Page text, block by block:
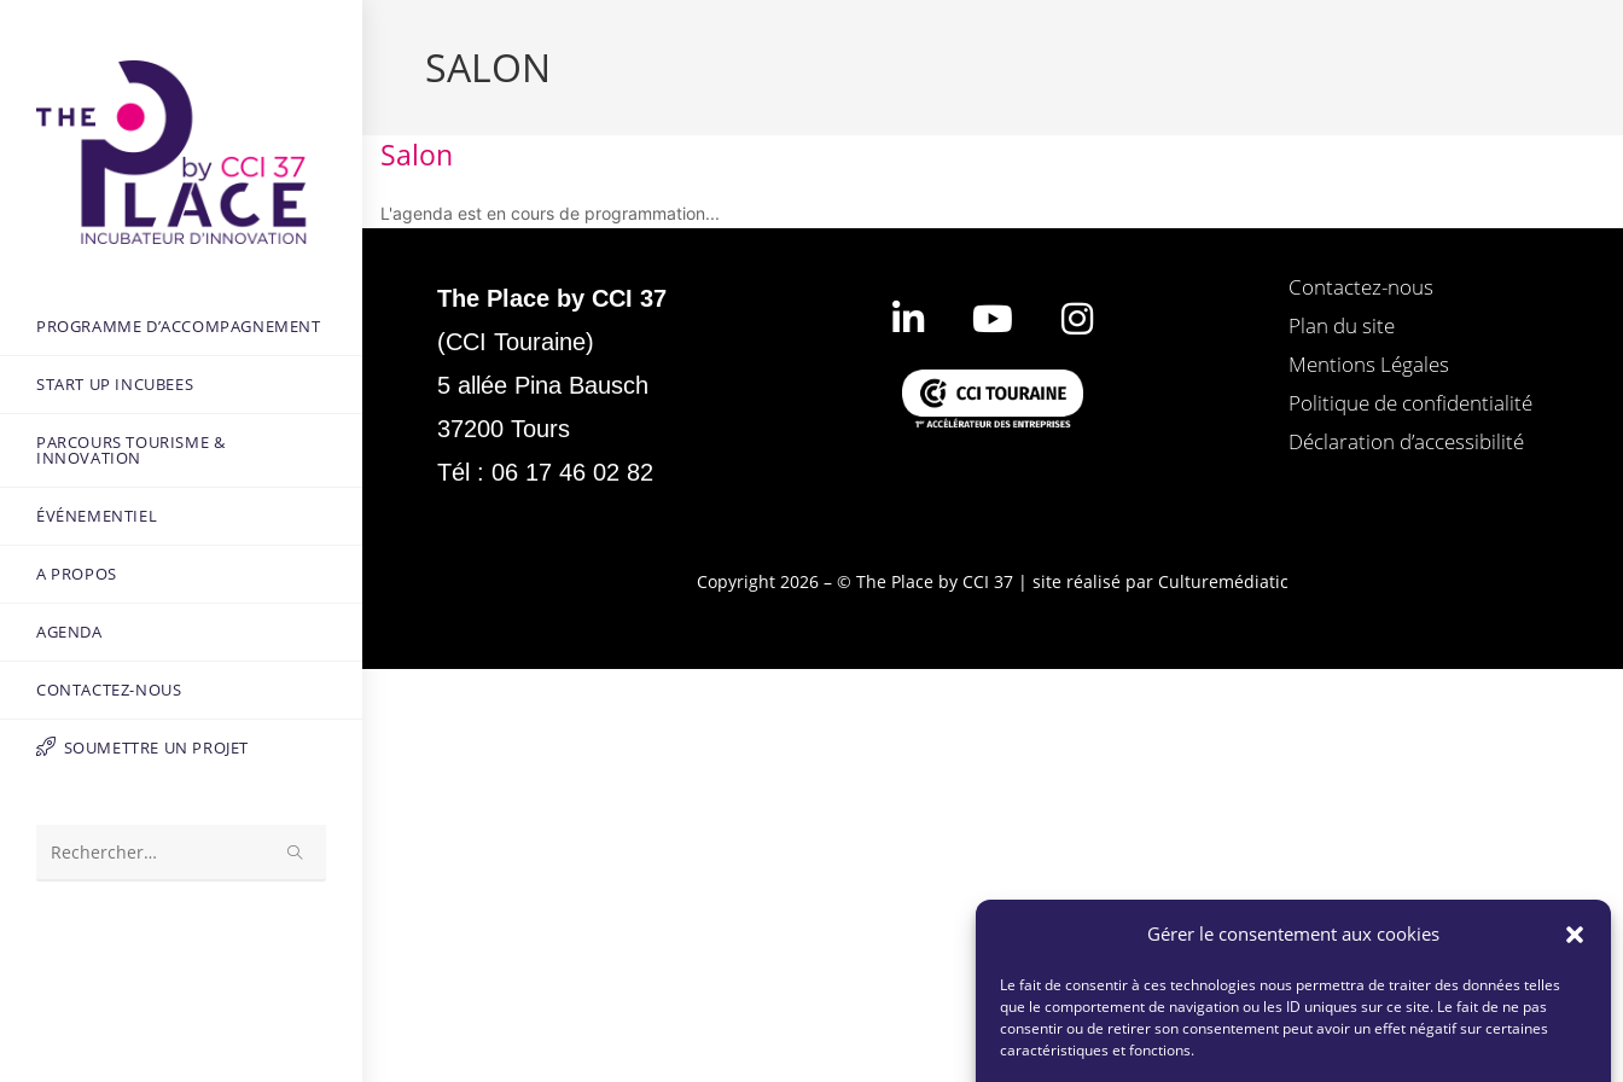
Gérer le consentement aux cookies
Le fait de consentir à ces technologies nous permettra de traiter des données telles
que le comportement de navigation ou les ID uniques sur ce site. Le fait de ne pas
consentir ou de retirer son consentement peut avoir un effet négatif sur certaines
caractéristiques et fonctions.
PROGRAMME D’ACCOMPAGNEMENT
START UP INCUBEES
PARCOURS TOURISME &
INNOVATION
ÉVÉNEMENTIEL
A PROPOS
AGENDA
CONTACTEZ-NOUS
SOUMETTRE UN PROJET
SALON
Salon
L'agenda est en cours de programmation...
The Place by CCI 37
(CCI Touraine)
5 allée Pina Bausch
37200 Tours
Tél :06 17 46 02 82
Contactez-nous
Plan du site
Mentions Légales
Politique de confidentialité
Déclaration d’accessibilité
Copyright 2026 – © The Place by CCI 37 | site réalisé par Culturemédiatic